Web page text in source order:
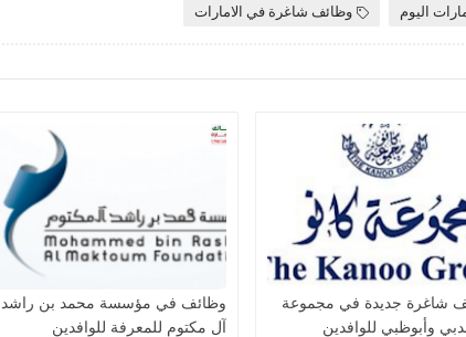
اليوم وظائف شاغرة في الامارات
شاغرة جديدة في مجموعة
وأبوظبي للوافدين
وظائف في مؤسسة محمد بن راشد
آل مكتوم للمعرفة للوافدين